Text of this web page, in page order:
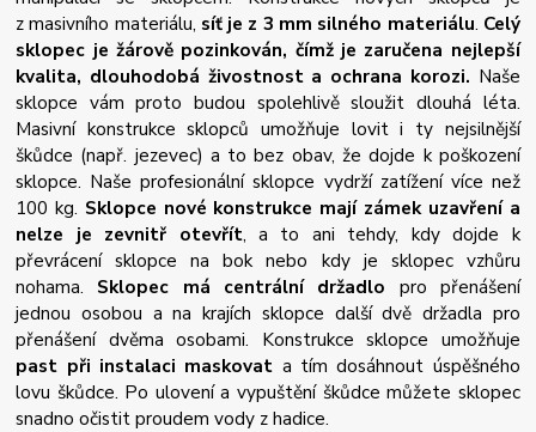
z masivního materiálu, síť je z 3 mm silného materiálu. Celý
sklopec je žárově pozinkován, čímž je zaručena nejlepší
kvalita, dlouhodobá živostnost a ochrana korozi. Naše
sklopce vám proto budou spolehlivě sloužit dlouhá léta.
Masivní konstrukce sklopců umožňuje lovit i ty nejsilnější
škůdce (např. jezevec) a to bez obav, že dojde k poškození
sklopce. Naše profesionální sklopce vydrží zatížení více než
100 kg. Sklopce nové konstrukce mají zámek uzavření a
nelze je zevnitř otevřít, a to ani tehdy, kdy dojde k
převrácení sklopce na bok nebo kdy je sklopec vzhůru
nohama. Sklopec má centrální držadlo pro přenášení
jednou osobou a na krajích sklopce další dvě držadla pro
přenášení dvěma osobami. Konstrukce sklopce umožňuje
past při instalaci maskovat a tím dosáhnout úspěšného
lovu škůdce. Po ulovení a vypuštění škůdce můžete sklopec
snadno očistit proudem vody z hadice.